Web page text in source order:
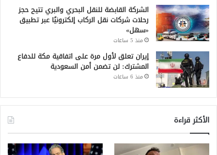
الشركة القابضة للنقل البحري والبري تتيح حجز
رحلات شركات نقل الركاب إلكترونيًا عبر تطبيق
«سهل»
منذ 5 ساعات
إيران تعلق لأول مرة على اتفاقية مكة للدفاع
المشترك: لن تضمن أمن السعودية
منذ 6 ساعات
الأكثر قراءة